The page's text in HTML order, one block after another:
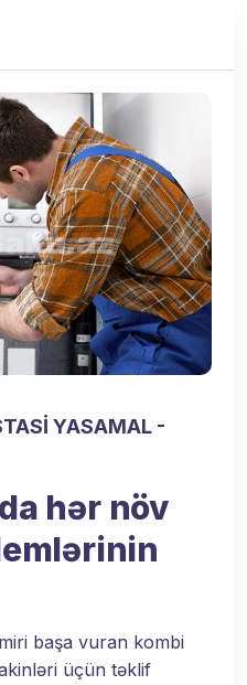
YASAMAL -
hər növ
başa vuran kombi
üçün təklif